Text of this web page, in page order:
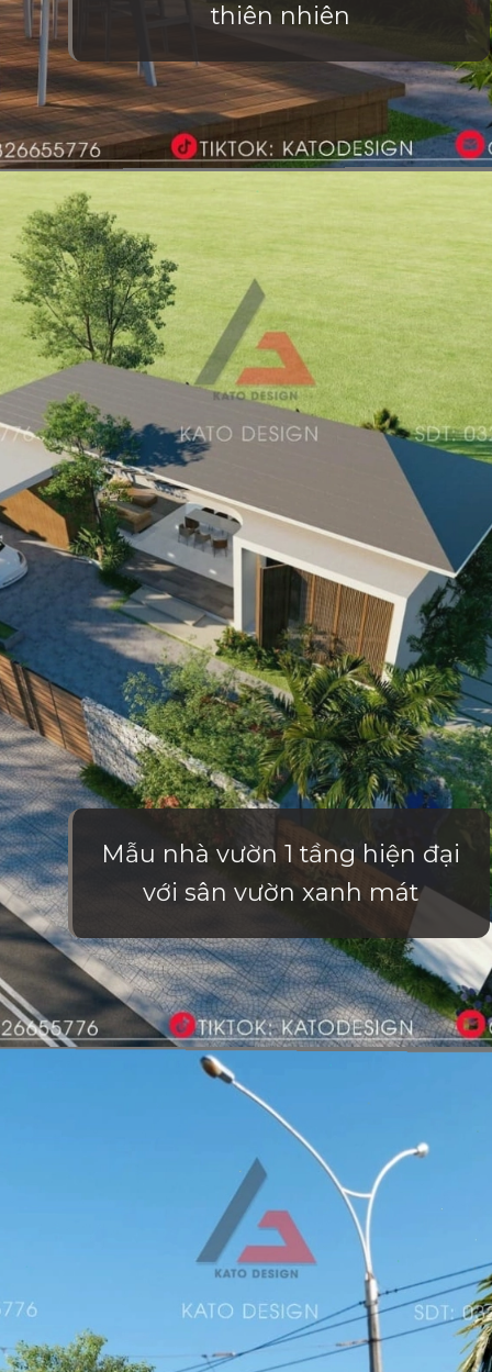
thiên nhiên
Đang mở
Mẫu nhà vườn 1 tầng hiện đại
với sân vườn xanh mát